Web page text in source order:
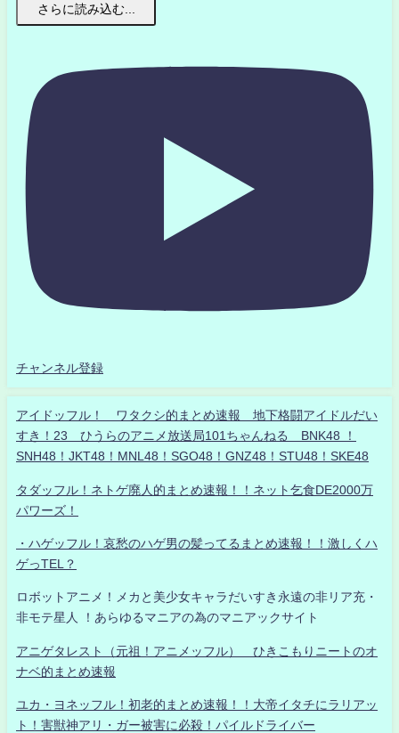
さらに読み込む...
チャンネル登録
アイドッフル！ ワタクシ的まとめ速報 地下格闘アイドルだい
すき！23 ひうらのアニメ放送局101ちゃんねる BNK48 ！
SNH48！JKT48！MNL48！SGO48！GNZ48！STU48！SKE48
タダッフル！ネトゲ廃人的まとめ速報！！ネット乞食DE2000万
パワーズ！
・ハゲッフル！哀愁のハゲ男の髪ってるまとめ速報！！激しくハ
ゲっTEL？
ロボットアニメ！メカと美少女キャラだいすき永遠の非リア充・
非モテ星人 ！あらゆるマニアの為のマニアックサイト
アニゲタレスト（元祖！アニメッフル） ひきこもりニートのオ
ナベ的まとめ速報
ユカ・ヨネッフル！初老的まとめ速報！！大帝イタチにラリアッ
ト！害獣神アリ・ガー被害に必殺！パイルドライバー